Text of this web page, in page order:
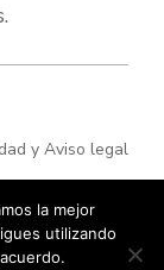
y Aviso legal
la mejor
utilizando